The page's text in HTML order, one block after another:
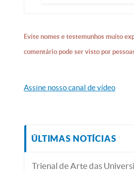
Evite nomes e testemunhos muito
comentário pode ser visto por
Assine nosso canal de vídeo
ÚLTIMAS NOTÍCIAS
Trienal de Arte das